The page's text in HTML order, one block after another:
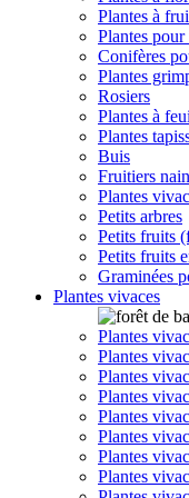
Plantes à
Plantes
Conifères
Plantes
Rosiers
Plantes à
Plantes
Buis
Fruitiers
Plantes
Petits arbres
Petits fruits
Petits fruits
Graminées
Plantes vivaces
Plantes
Plantes
Plantes
Plantes
Plantes
Plantes
Plantes
Plantes